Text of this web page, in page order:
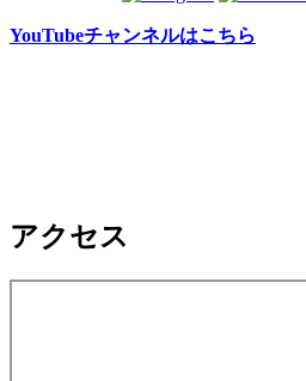
YouTubeチャンネルはこちら
アクセス